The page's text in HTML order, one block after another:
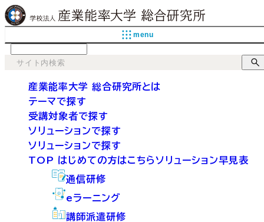
menu
産業能率大学 総合研究所とは
テーマで探す
受講対象者で探す
ソリューションで探す
ソリューションで探す
TOP はじめての方はこちらソリューション早見表
通信研修
eラーニング
講師派遣研修